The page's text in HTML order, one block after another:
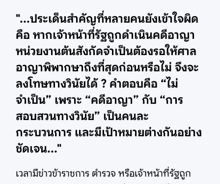
"...ประเด็นสำคัญที่หลายคนยังเข้าใจผิด
คือ หากเจ้าหน้าที่รัฐถูกดำเนินคดีอาญา
หน่วยงานต้นสังกัดจำเป็นต้องรอให้ศาล
อาญาพิพากษาถึงที่สุดก่อนหรือไม่ จึงจะ
ลงโทษทางวินัยได้ ? คำตอบคือ “ไม่
จำเป็น” เพราะ “คดีอาญา” กับ “การ
สอบสวนทางวินัย” เป็นคนละ
กระบวนการ และมีเป้าหมายต่างกันอย่าง
ชัดเจน..."
เวลามีข่าวข้าราชการ ตำรวจ หรือเจ้าหน้าที่รัฐถูก